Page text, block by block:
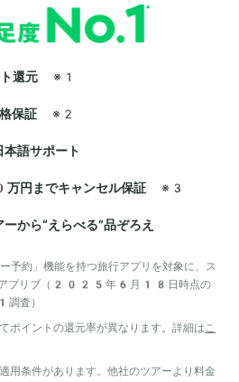
ト還元 ※1
格保証 ※2
語サポート
円までキャンセル保証 ※3
から“えらべる”品ぞろえ
予約」機能を持つ旅行アプリを対象に、ス
。アプリブ（2025年6月18日時点の
査）
イントの還元率が異なります。詳細はこ
条件があります。他社のツアーより料金